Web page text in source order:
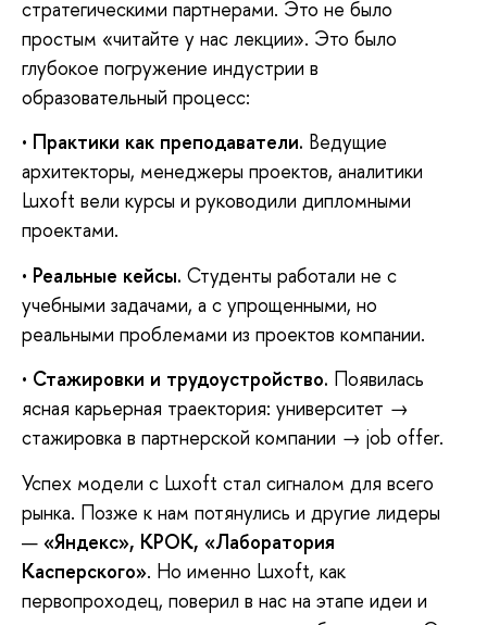
стратегическими партнерами. Это не было
простым «читайте у нас лекции». Это было
глубокое погружение индустрии в
образовательный процесс:
• Практики как преподаватели. Ведущие
архитекторы, менеджеры проектов, аналитики
Luxoft вели курсы и руководили дипломными
проектами.
• Реальные кейсы. Студенты работали не с
учебными задачами, а с упрощенными, но
реальными проблемами из проектов компании.
• Стажировки и трудоустройство. Появилась
ясная карьерная траектория: университет →
стажировка в партнерской компании → job offer.
Успех модели с Luxoft стал сигналом для всего
рынка. Позже к нам потянулись и другие лидеры
— «Яндекс», КРОК, «Лаборатория
Касперского». Но именно Luxoft, как
первопроходец, поверил в нас на этапе идеи и